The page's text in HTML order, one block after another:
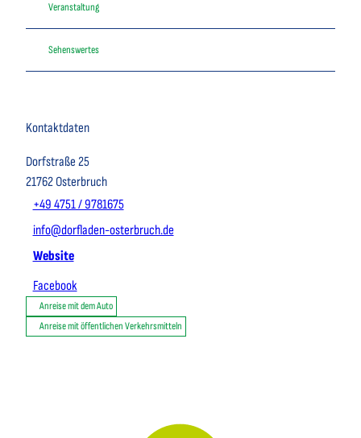
Veranstaltung
Sehenswertes
Kontaktdaten
Dorfstraße 25
21762 Osterbruch
+49 4751 / 9781675
info@dorfladen-osterbruch.de
Website
Facebook
Anreise mit dem Auto
Anreise mit öffentlichen Verkehrsmitteln